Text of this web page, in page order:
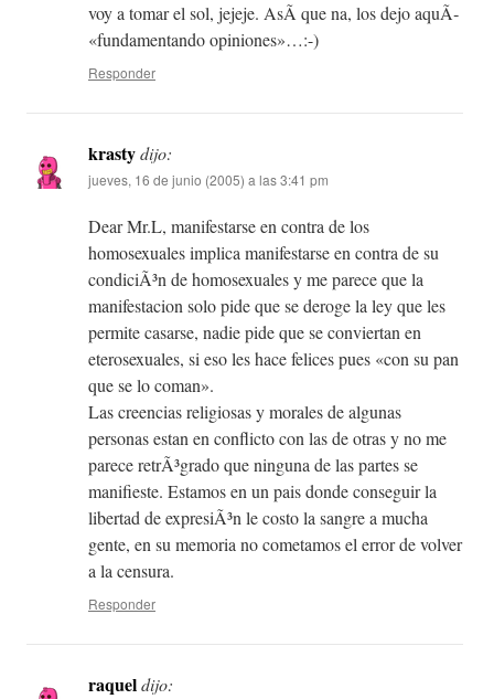
voy a tomar el sol, jejeje. AsÃ­ que na, los dejo aquÃ­
«fundamentando opiniones»…:-)
Responder
krastydijo:
jueves, 16 de junio (2005) a las 3:41 pm
Dear Mr.L, manifestarse en contra de los
homosexuales implica manifestarse en contra de su
condiciÃ³n de homosexuales y me parece que la
manifestacion solo pide que se deroge la ley que les
permite casarse, nadie pide que se conviertan en
eterosexuales, si eso les hace felices pues «con su pan
que se lo coman».
Las creencias religiosas y morales de algunas
personas estan en conflicto con las de otras y no me
parece retrÃ³grado que ninguna de las partes se
manifieste. Estamos en un pais donde conseguir la
libertad de expresiÃ³n le costo la sangre a mucha
gente, en su memoria no cometamos el error de volver
a la censura.
Responder
raqueldijo: